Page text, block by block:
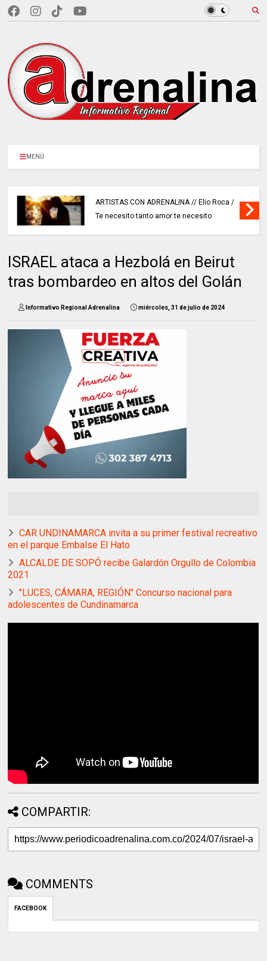
MENÚ
ARTISTAS CON ADRENALINA // Elio Roca /
Te necesito tanto amor te necesito
ISRAEL ataca a Hezbolá en Beirut
tras bombardeo en altos del Golán
Informativo Regional Adrenalina miércoles, 31 de julio de 2024
CAR UNDINAMARCA invita a su primer festival recreativo
en el parque Embalse El Hato
ALCALDE DE SOPÓ recibe Galardón Orgullo de Colombia
2021
"LUCES, CÁMARA, REGIÓN" Concurso nacional para
adolescentes de Cundinamarca
COMPARTIR:
COMMENTS
FACEBOOK